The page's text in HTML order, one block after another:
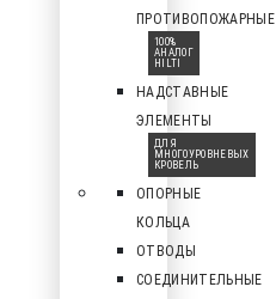
ПРОТИВОПОЖАРНЫЕ
100%
АНАЛОГ
HILTI
НАДСТАВНЫЕ
ЭЛЕМЕНТЫ
ДЛЯ
МНОГОУРОВНЕВЫХ
КРОВЕЛЬ
ОПОРНЫЕ
КОЛЬЦА
ОТВОДЫ
СОЕДИНИТЕЛЬНЫЕ